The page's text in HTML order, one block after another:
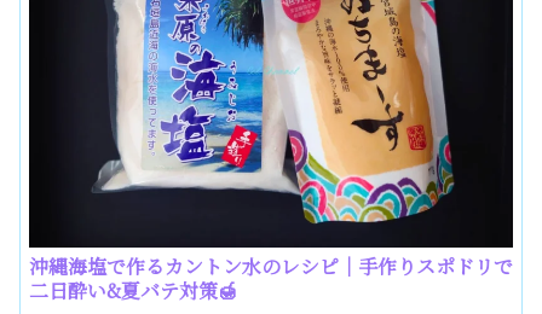
沖縄海塩で作るカントン水のレシピ｜手作りスポドリで
二日酔い&夏バテ対策🍯